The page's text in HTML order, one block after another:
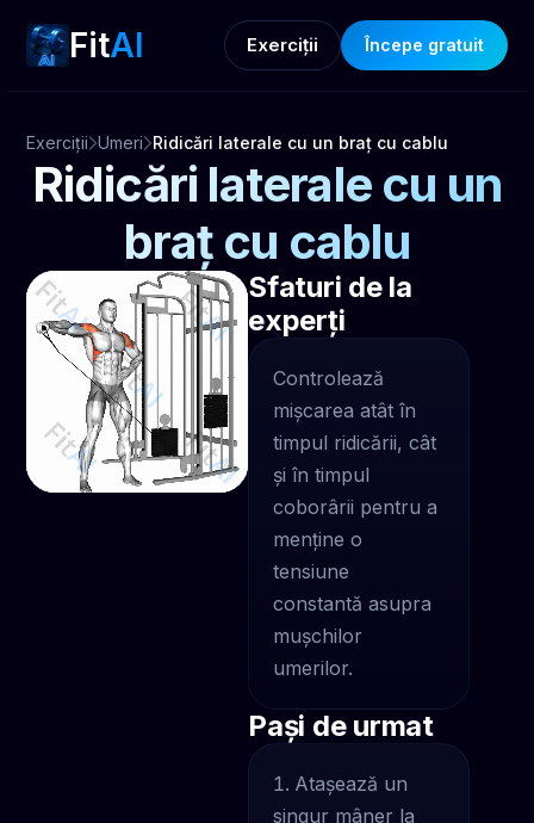
FitAI Exerciții Începe gratuit
Exerciții Umeri Ridicări laterale cu un braț cu cablu
Ridicări laterale cu un
braț cu cablu
Sfaturi de la
experți
Controlează
mișcarea atât în
timpul ridicării, cât
și în timpul
coborârii pentru a
menține o
tensiune
constantă asupra
mușchilor
umerilor.
Pași de urmat
Atașează un
singur mâner la